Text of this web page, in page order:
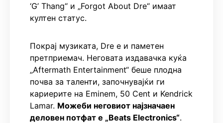
‘G’ Thang“ и „Forgot About Dre“ имаат
култен статус.
Покрај музиката, Dre е и паметен
претприемач. Неговата издавачка куќа
„Aftermath Entertainment“ беше плодна
почва за таленти, започнувајќи ги
кариерите на Eminem, 50 Cent и Kendrick
Lamar. Можеби неговиот најзначаен
деловен потфат е „Beats Electronics“.